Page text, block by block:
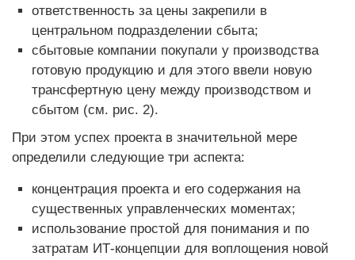
ответственность за цены закрепили в
центральном подразделении сбыта;
сбытовые компании покупали у производства
готовую продукцию и для этого ввели новую
трансфертную цену между производством и
сбытом (см. рис. 2).
При этом успех проекта в значительной мере
определили следующие три аспекта:
концентрация проекта и его содержания на
существенных управленческих моментах;
использование простой для понимания и по
затратам ИТ-концепции для воплощения новой